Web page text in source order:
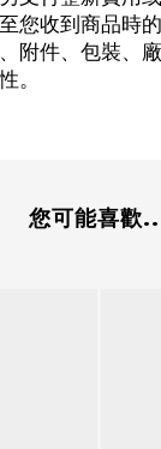
您收到商品時
附件、包裝、
。
您可能喜歡